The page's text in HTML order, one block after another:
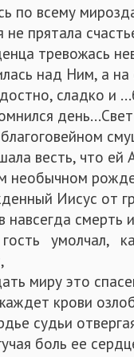
по всему
прятала
тревожась
над Ним, а на
сладко и
весть, что ей
необычном
Иисус от
навсегда смерть
умолчал,
миру это
крови
судьи
боль ее